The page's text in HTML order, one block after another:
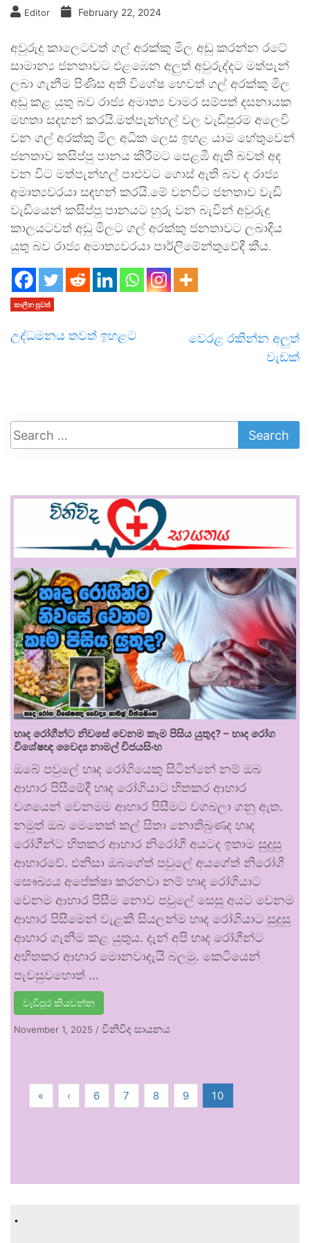
Editor February 22, 2024
අවුරුදු කාලෙටවත් ගල් අරක්කු මිල අඩු කරන්න රටේ
සාමාන්‍ය ජනතාවට එළඹෙන අලුත් අවුරුද්දට මත්පැන්
ලබා ගැනීම පිණිස අති විශේෂ හෙවත් ගල් අරක්කු මිල
අඩු කළ යුතු බව රාජ්‍ය අමාත්‍ය චාමර සම්පත් දසනායක
මහතා සදහන් කරයි.මත්පැන්හල් වල වැඩිපුරම අලෙවි
වන ගල් අරක්කු මිල අධික ලෙස ඉහළ යාම හේතුවෙන්
ජනතාව කසිප්පු පානය කිරීමට පෙළඹී ඇති බවත් අද
වන විට මත්පැන්හල් පාළුවට ගොස් ඇති බව ද රාජ්‍ය
අමාත්‍යවරයා සඳහන් කරයි.මේ වනවිට ජනතාව වැඩි
වැඩියෙන් කසිප්පු පානයට හුරු වන බැවින් අවුරුදු
කාලයටවත් අඩු මිලට ගල් අරක්කු ජනතාවට ලබාදිය
යුතු බව රාජ්‍ය අමාත්‍යවරයා පාර්ලිමේන්තුවේදී කීය.
කාලීන පුවත්
උද්ධමනය තවත් ඉහළට
වෙරළ රකින්න අලුත්
වැඩක්
හෘද රෝගීන්ට නිවසේ වෙනම කෑම පිසිය යුතුද? – හෘද රෝග
විශේෂඥ වෛද්‍ය නාමල් විජයසිංහ
ඔබේ පවුලේ හෘද රෝගියෙකු සිටින්නේ නම් ඔබ
ආහාර පිසීමේදී හෘද රෝගියාට හිතකර ආහාර
වශයෙන් වෙනමම ආහාර පිසීමට වගබලා ගනු ඇත.
නමුත් ඔබ මෙතෙක් කල් සිතා නොතිබුණද හෘද
රෝගීන්ට හිතකර ආහාර නිරෝගී අයටද ඉතාම සුදුසු
ආහාරවේ. එනිසා ඔබගේත් පවුලේ අයගේත් නිරෝගී
සෞඛ්‍යය අපේක්ෂා කරනවා නම් හෘද රෝගියාට
වෙනම ආහාර පිසීම නොව පවුලේ සෙසු අයට වෙනම
ආහාර පිසීමෙන් වැළකී සියලන්ම හෘද රෝගියාට සුදුසු
ආහාර ගැනීම කළ යුතුය. දැන් අපි හෘද රෝගීන්ට
අහිතකර ආහාර මොනවාදැයි බලමු. කෙටියෙන්
පැවසුවහොත් …
වැඩිපුර කියවන්න
November 1, 2025 / විනිවිද සායනය
« ‹ 6 7 8 9 10
.